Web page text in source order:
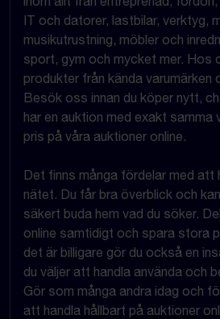
IT och datorer, lastbilar, verktyg,
musikutrustning, möbler och
sport, gym och mycket mer. Hos
produkter från kända varumärken
Besök oss innan du köper nytt,
har en auktion med exakt
pris på våra auktioner online.
Det finns många fördelar med att
nätet. Du får bra överblick och
säkert buda hem vad du söker.
online samtidigt och spara stora
det är billigare gör du också en
du väljer att handla använda och
Gör som många andra idag och
att handla hållbart på auktioner